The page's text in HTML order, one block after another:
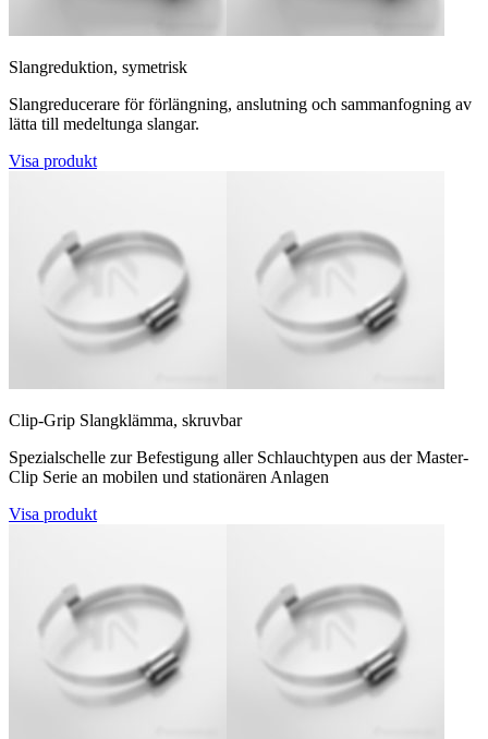
Slangreduktion, symetrisk
Slangreducerare för förlängning, anslutning och sammanfogning av
lätta till medeltunga slangar.
Visa produkt
Clip-Grip Slangklämma, skruvbar
Spezialschelle zur Befestigung aller Schlauchtypen aus der Master-
Clip Serie an mobilen und stationären Anlagen
Visa produkt